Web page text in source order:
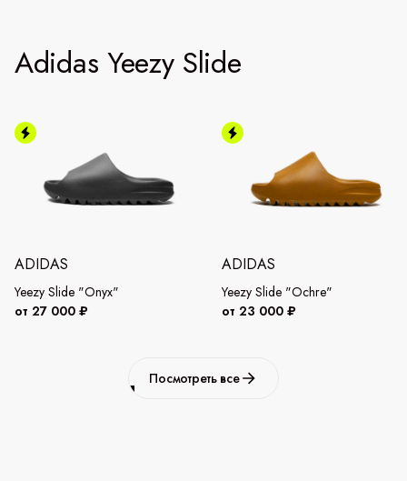
Adidas Yeezy Slide
ADIDAS
Yeezy Slide "Onyx"
от 27 000 ₽
ADIDAS
Yeezy Slide "Ochre"
от 23 000 ₽
Посмотреть все